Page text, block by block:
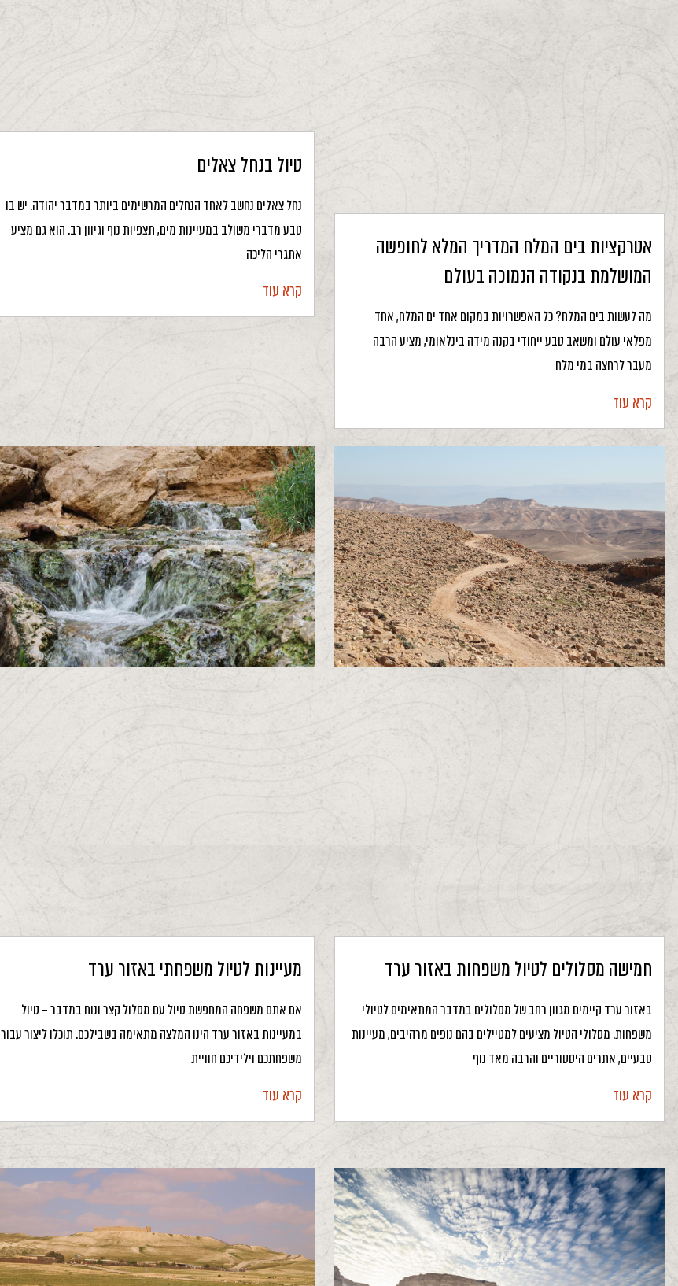
אטרקציות בים המלח המדריך המלא לחופשה
המושלמת בנקודה הנמוכה בעולם
מה לעשות בים המלח? כל האפשרויות במקום אחד ים המלח, אחד
מפלאי עולם ומשאב טבע ייחודי בקנה מידה בינלאומי, מציע הרבה
מעבר לרחצה במי מלח
קרא עוד
טיול בנחל צאלים
נחל צאלים נחשב לאחד הנחלים המרשימים ביותר במדבר יהודה. יש בו
טבע מדברי משולב במעיינות מים, תצפיות נוף וגיוון רב. הוא גם מציע
אתגרי הליכה
קרא עוד
חמישה מסלולים לטיול משפחות באזור ערד
באזור ערד קיימים מגוון רחב של מסלולים במדבר המתאימים לטיולי
משפחות. מסלולי הטיול מציעים למטיילים בהם נופים מרהיבים, מעיינות
טבעיים, אתרים היסטוריים והרבה מאד נוף
קרא עוד
מעיינות לטיול משפחתי באזור ערד
אם אתם משפחה המחפשת טיול עם מסלול קצר ונוח במדבר – טיול
במעיינות באזור ערד הינו המלצה מתאימה בשבילכם. תוכלו ליצור עבור
משפחתכם וילידיכם חוויית
קרא עוד